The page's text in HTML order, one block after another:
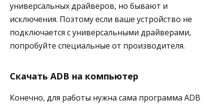
универсальных драйверов, но бывают и
исключения. Поэтому если ваше устройство не
подключается с универсальными драйверами,
попробуйте специальные от производителя.
Скачать ADB на компьютер
Конечно, для работы нужна сама программа ADB